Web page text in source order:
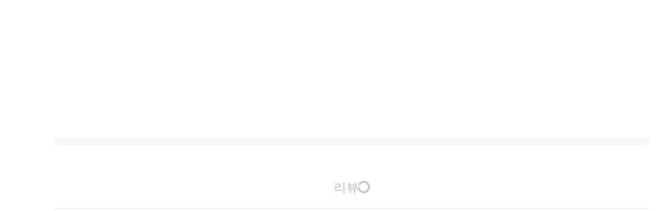
리뷰